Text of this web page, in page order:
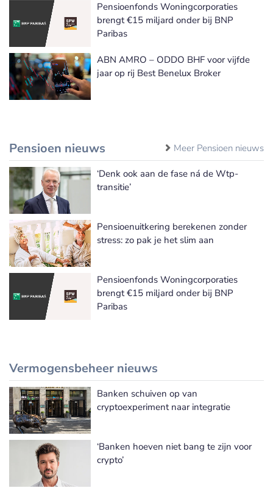
Pensioenfonds Woningcorporaties
brengt €15 miljard onder bij BNP
Paribas
ABN AMRO – ODDO BHF voor vijfde
jaar op rij Best Benelux Broker
Pensioen nieuws Meer Pensioen nieuws
‘Denk ook aan de fase ná de Wtp-
transitie’
Pensioenuitkering berekenen zonder
stress: zo pak je het slim aan
Pensioenfonds Woningcorporaties
brengt €15 miljard onder bij BNP
Paribas
Vermogensbeheer nieuws
Meer Vermogensbeheer nieuws
Banken schuiven op van
cryptoexperiment naar integratie
‘Banken hoeven niet bang te zijn voor
crypto’